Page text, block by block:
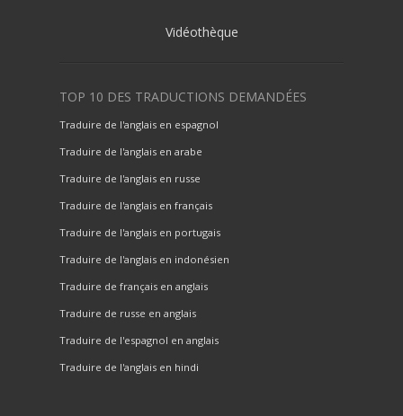
Vidéothèque
TOP 10 DES TRADUCTIONS DEMANDÉES
Traduire de l'anglais en espagnol
Traduire de l'anglais en arabe
Traduire de l'anglais en russe
Traduire de l'anglais en français
Traduire de l'anglais en portugais
Traduire de l'anglais en indonésien
Traduire de français en anglais
Traduire de russe en anglais
Traduire de l'espagnol en anglais
Traduire de l'anglais en hindi